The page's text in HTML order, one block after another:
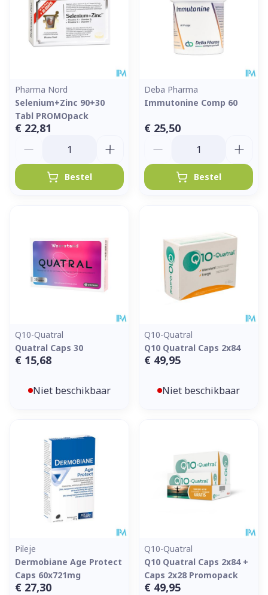
Pharma Nord
Selenium+Zinc 90+30
Tabl PROMOpack
€ 22,81
Bestel
Deba Pharma
Immutonine Comp 60
€ 25,50
Bestel
Q10-Quatral
Quatral Caps 30
€ 15,68
Niet beschikbaar
Q10-Quatral
Q10 Quatral Caps 2x84
€ 49,95
Niet beschikbaar
Pileje
Dermobiane Age Protect
Caps 60x721mg
€ 27,30
Q10-Quatral
Q10 Quatral Caps 2x84 +
Caps 2x28 Promopack
€ 49,95